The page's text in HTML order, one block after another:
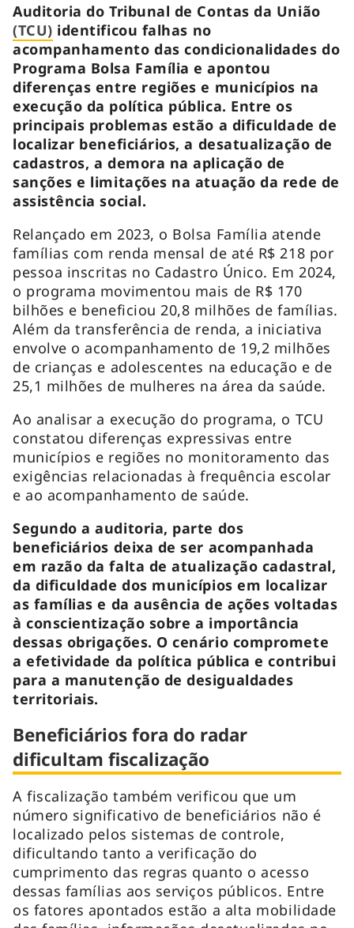
Auditoria do Tribunal de Contas da União
(TCU) identificou falhas no
acompanhamento das condicionalidades do
Programa Bolsa Família e apontou
diferenças entre regiões e municípios na
execução da política pública. Entre os
principais problemas estão a dificuldade de
localizar beneficiários, a desatualização de
cadastros, a demora na aplicação de
sanções e limitações na atuação da rede de
assistência social.
Relançado em 2023, o Bolsa Família atende
famílias com renda mensal de até R$ 218 por
pessoa inscritas no Cadastro Único. Em 2024,
o programa movimentou mais de R$ 170
bilhões e beneficiou 20,8 milhões de famílias.
Além da transferência de renda, a iniciativa
envolve o acompanhamento de 19,2 milhões
de crianças e adolescentes na educação e de
25,1 milhões de mulheres na área da saúde.
Ao analisar a execução do programa, o TCU
constatou diferenças expressivas entre
municípios e regiões no monitoramento das
exigências relacionadas à frequência escolar
e ao acompanhamento de saúde.
Segundo a auditoria, parte dos
beneficiários deixa de ser acompanhada
em razão da falta de atualização cadastral,
da dificuldade dos municípios em localizar
as famílias e da ausência de ações voltadas
à conscientização sobre a importância
dessas obrigações. O cenário compromete
a efetividade da política pública e contribui
para a manutenção de desigualdades
territoriais.
Beneficiários fora do radar
dificultam fiscalização
A fiscalização também verificou que um
número significativo de beneficiários não é
localizado pelos sistemas de controle,
dificultando tanto a verificação do
cumprimento das regras quanto o acesso
dessas famílias aos serviços públicos. Entre
os fatores apontados estão a alta mobilidade